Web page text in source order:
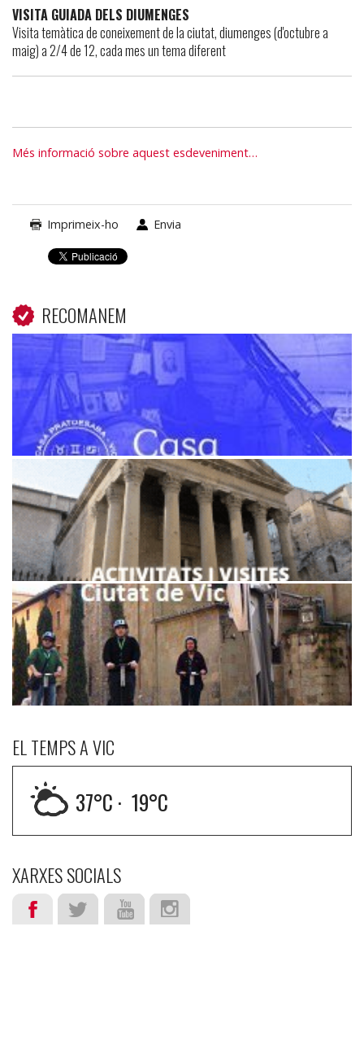
VISITA GUIADA DELS DIUMENGES
Visita temàtica de coneixement de la ciutat, diumenges (d'octubre a
maig) a 2/4 de 12, cada mes un tema diferent
Més informació sobre aquest esdeveniment…
Imprimeix-ho Envia
RECOMANEM
EL TEMPS A VIC
37°C · 19°C
XARXES SOCIALS